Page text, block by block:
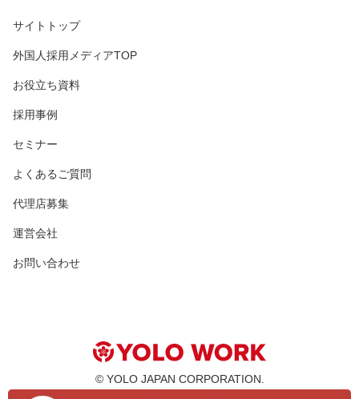
サイトトップ
外国人採用メディアTOP
お役立ち資料
採用事例
セミナー
よくあるご質問
代理店募集
運営会社
お問い合わせ
© YOLO JAPAN CORPORATION.